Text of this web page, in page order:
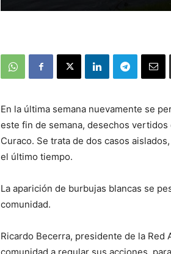
En la última semana nuevamente se
este fin de semana, desechos
Curaco. Se trata de dos casos
el último tiempo.
La aparición de burbujas blancas se
comunidad.
Ricardo Becerra, presidente de la Red